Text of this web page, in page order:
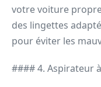
votre voiture
des lingettes
pour éviter les
#### 4. Aspirateur